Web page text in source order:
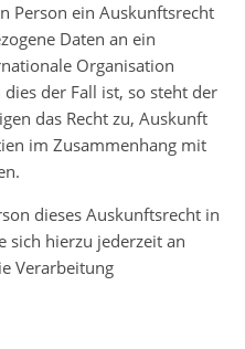
Person ein Auskunftsrecht
Daten an ein
Organisation
der Fall ist, so steht der
das Recht zu, Auskunft
im Zusammenhang mit
dieses Auskunftsrecht in
sich hierzu jederzeit an
Verarbeitung